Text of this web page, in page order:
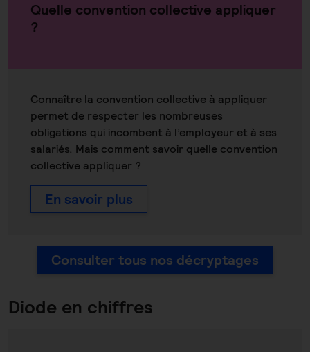
Quelle convention collective appliquer
?
Connaître la convention collective à appliquer
permet de respecter les nombreuses
obligations qui incombent à l’employeur et à ses
salariés. Mais comment savoir quelle convention
collective appliquer ?
En savoir plus
Consulter tous nos décryptages
Diode en chiffres